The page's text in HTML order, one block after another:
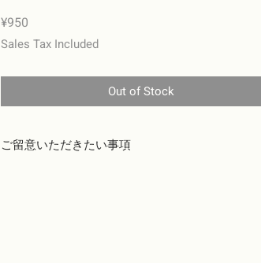
¥950
Sales Tax Included
Out of Stock
ご留意いただきたい事項